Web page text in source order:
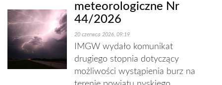
meteorologiczne Nr
44/2026
20 czerwca 2026, 09:19
IMGW wydało komunikat
drugiego stopnia dotyczący
możliwości wystąpienia burz na